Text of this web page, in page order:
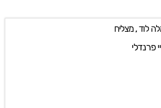
לוד,מצליח
פרנדלי